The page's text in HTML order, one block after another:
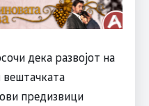
дека развојот на
вештачката
предизвици